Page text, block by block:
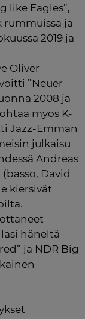
like Eagles”,
rummuissa ja
2019 ja
Oliver
”Neuer
2008 ja
myös K-
Jazz-Emman
julkaisu
Andreas
David
kiersivät
häneltä
ja NDR Big